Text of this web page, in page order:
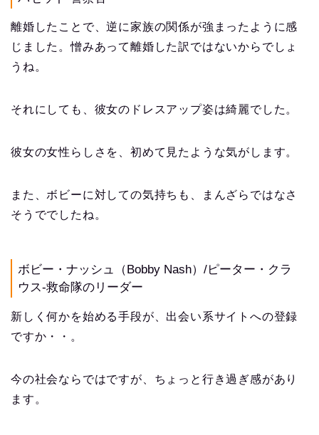
離婚したことで、逆に家族の関係が強まったように感
じました。憎みあって離婚した訳ではないからでしょ
うね。
それにしても、彼女のドレスアップ姿は綺麗でした。
彼女の女性らしさを、初めて見たような気がします。
また、ボビーに対しての気持ちも、まんざらではなさ
そうででしたね。
ボビー・ナッシュ（Bobby Nash）/ピーター・クラ
ウス-救命隊のリーダー
新しく何かを始める手段が、出会い系サイトへの登録
ですか・・。
今の社会ならではですが、ちょっと行き過ぎ感があり
ます。